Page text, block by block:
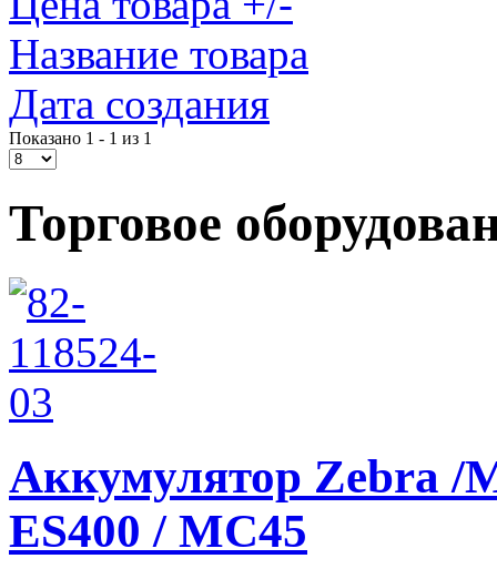
Название товара
Дата создания
Показано 1 - 1 из 1
Торговое
Аккумулятор Zebra /
ES400 / MC45